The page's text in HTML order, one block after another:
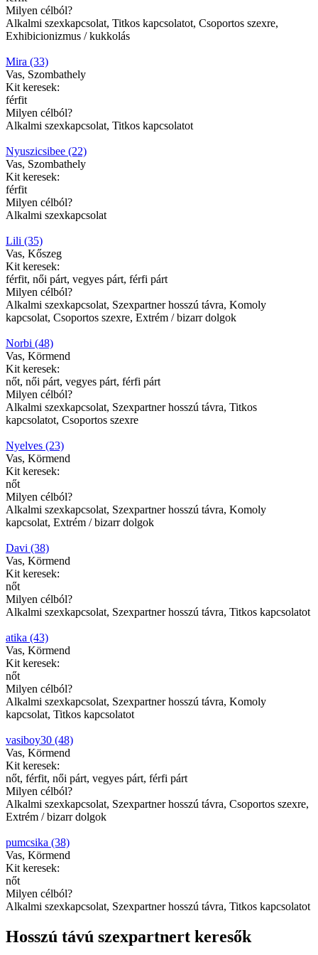
Milyen célból?
Alkalmi szexkapcsolat, Titkos kapcsolatot, Csoportos szexre,
Exhibicionizmus / kukkolás
Mira (33)
Vas, Szombathely
Kit keresek:
férfit
Milyen célból?
Alkalmi szexkapcsolat, Titkos kapcsolatot
Nyuszicsibee (22)
Vas, Szombathely
Kit keresek:
férfit
Milyen célból?
Alkalmi szexkapcsolat
Lili (35)
Vas, Kőszeg
Kit keresek:
férfit, női párt, vegyes párt, férfi párt
Milyen célból?
Alkalmi szexkapcsolat, Szexpartner hosszú távra, Komoly
kapcsolat, Csoportos szexre, Extrém / bizarr dolgok
Norbi (48)
Vas, Körmend
Kit keresek:
nőt, női párt, vegyes párt, férfi párt
Milyen célból?
Alkalmi szexkapcsolat, Szexpartner hosszú távra, Titkos
kapcsolatot, Csoportos szexre
Nyelves (23)
Vas, Körmend
Kit keresek:
nőt
Milyen célból?
Alkalmi szexkapcsolat, Szexpartner hosszú távra, Komoly
kapcsolat, Extrém / bizarr dolgok
Davi (38)
Vas, Körmend
Kit keresek:
nőt
Milyen célból?
Alkalmi szexkapcsolat, Szexpartner hosszú távra, Titkos kapcsolatot
atika (43)
Vas, Körmend
Kit keresek:
nőt
Milyen célból?
Alkalmi szexkapcsolat, Szexpartner hosszú távra, Komoly
kapcsolat, Titkos kapcsolatot
vasiboy30 (48)
Vas, Körmend
Kit keresek:
nőt, férfit, női párt, vegyes párt, férfi párt
Milyen célból?
Alkalmi szexkapcsolat, Szexpartner hosszú távra, Csoportos szexre,
Extrém / bizarr dolgok
pumcsika (38)
Vas, Körmend
Kit keresek:
nőt
Milyen célból?
Alkalmi szexkapcsolat, Szexpartner hosszú távra, Titkos kapcsolatot
Hosszú távú szexpartnert keresők